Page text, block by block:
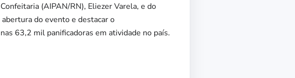
(AIPAN/RN), Eliezer Varela, e do
do evento e destacar o
63,2 mil panificadoras em atividade no país.